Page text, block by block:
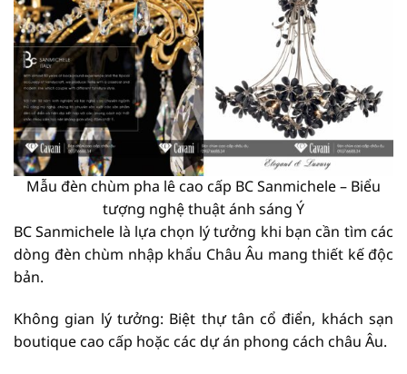
Mẫu đèn chùm pha lê cao cấp BC Sanmichele – Biểu
tượng nghệ thuật ánh sáng Ý
BC Sanmichele là lựa chọn lý tưởng khi bạn cần tìm các
dòng đèn chùm nhập khẩu Châu Âu mang thiết kế độc
bản.
Không gian lý tưởng: Biệt thự tân cổ điển, khách sạn
boutique cao cấp hoặc các dự án phong cách châu Âu.